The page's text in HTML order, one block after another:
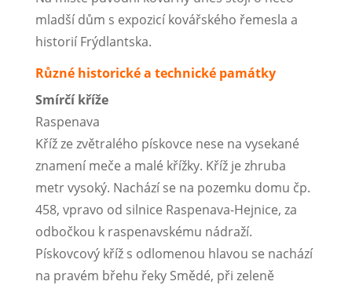
mladší dům s expozicí kovářského řemesla a
historií Frýdlantska.
Různé historické a technické památky
Smírčí kříže
Raspenava
Kříž ze zvětralého pískovce nese na vysekané
znamení meče a malé křížky. Kříž je zhruba
metr vysoký. Nachází se na pozemku domu čp.
458, vpravo od silnice Raspenava-Hejnice, za
odbočkou k raspenavskému nádraží.
Pískovcový kříž s odlomenou hlavou se nachází
na pravém břehu řeky Smědé, při zeleně